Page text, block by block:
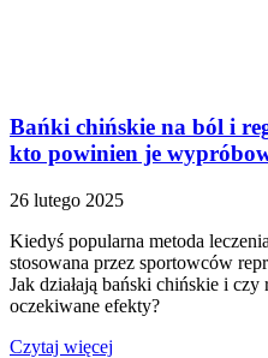
Bańki chińskie na ból i
kto powinien je
26 lutego 2025
Kiedyś popularna metoda
stosowana przez sportowców
Jak działają bański chińskie i
oczekiwane efekty?
Czytaj więcej